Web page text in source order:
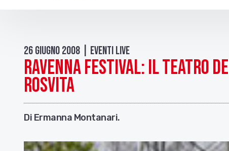
26 Giugno 2008 | Eventi live
Ravenna festival: il Teatro
Rosvita
Di Ermanna Montanari.